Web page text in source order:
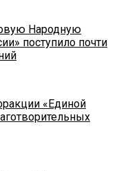
Народную
поступило почти
«Единой